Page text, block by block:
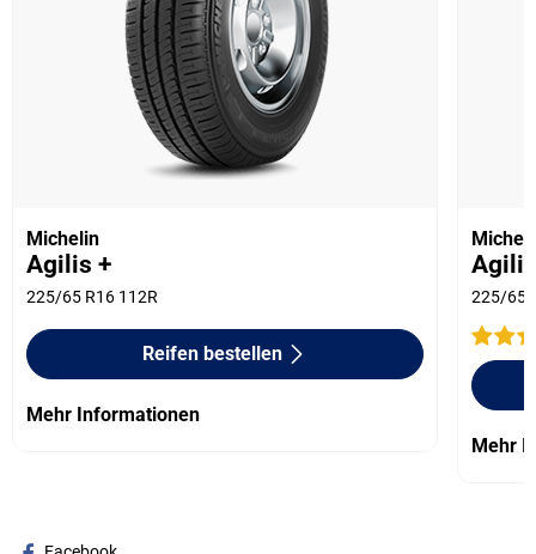
Michelin
Agilis +
225/65 R16 112R
Reifen bestellen
Mehr Informationen
225/65
Mehr